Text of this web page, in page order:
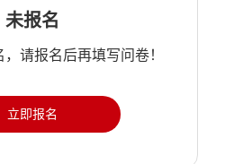
未报名
请报名后再填写问卷！
立即报名